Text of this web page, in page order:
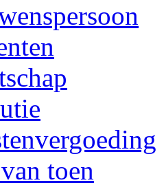
toen